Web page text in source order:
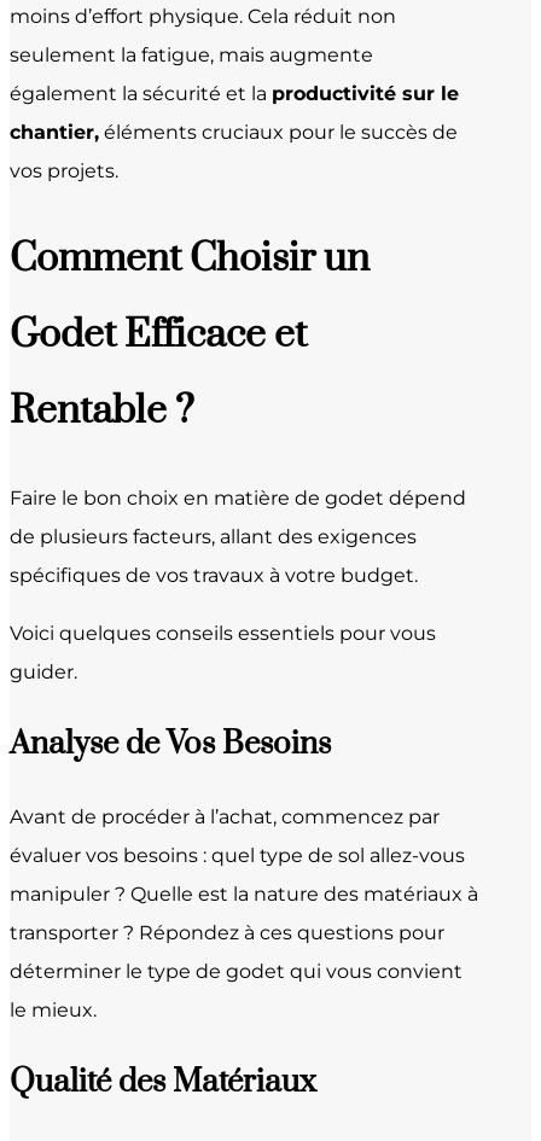
moins d’effort physique. Cela réduit non
seulement la fatigue, mais augmente
également la sécurité et la productivité sur le
chantier, éléments cruciaux pour le succès de
vos projets.
Comment Choisir un
Godet Efficace et
Rentable ?
Faire le bon choix en matière de godet dépend
de plusieurs facteurs, allant des exigences
spécifiques de vos travaux à votre budget.
Voici quelques conseils essentiels pour vous
guider.
Analyse de Vos Besoins
Avant de procéder à l’achat, commencez par
évaluer vos besoins : quel type de sol allez-vous
manipuler ? Quelle est la nature des matériaux à
transporter ? Répondez à ces questions pour
déterminer le type de godet qui vous convient
le mieux.
Qualité des Matériaux